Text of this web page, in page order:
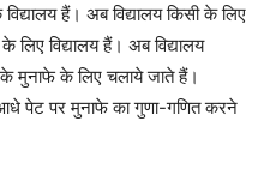
हैं। अब विद्यालय किसी के लिए
लिए विद्यालय हैं। अब विद्यालय
मुनाफे के लिए चलाये जाते हैं।
पेट पर मुनाफे का गुणा-गणित करने